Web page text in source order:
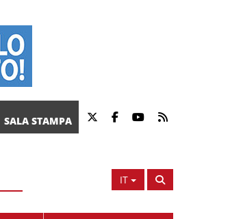
SALA STAMPA
IT